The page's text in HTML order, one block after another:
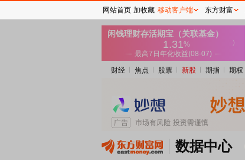
财经 焦点 股票 新股 期指 期权
数据中心
网站首页 加收藏 移动客户端 东方财富